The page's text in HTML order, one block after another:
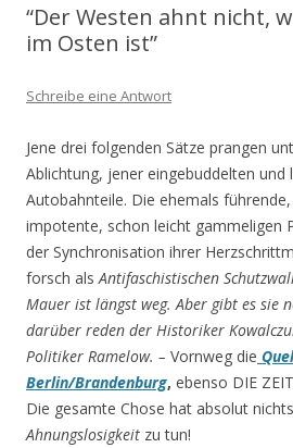
“Der Westen ahnt nicht,
im Osten ist”
Schreibe eine Antwort
Jene drei folgenden Sätze prangen
Ablichtung, jener eingebuddelten und
Autobahnteile. Die ehemals
impotente, schon leicht gammeligen
der Synchronisation ihrer
forsch als Antifaschistischen
Mauer ist längst weg. Aber gibt es sie
darüber reden der Historiker
Politiker Ramelow. – Vornweg die
Berlin/Brandenburg, ebenso DIE
Die gesamte Chose hat absolut
Ahnungslosigkeit zu tun!